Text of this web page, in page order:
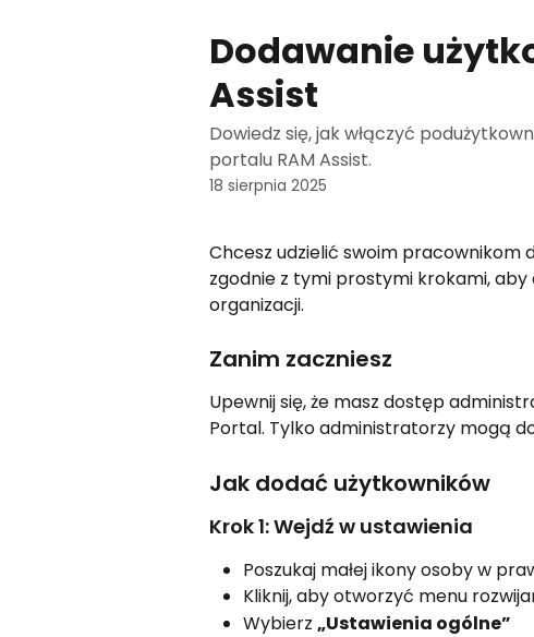
Dodawanie
Assist
Dowiedz się, jak włączyć
portalu RAM Assist.
18 sierpnia 2025
Chcesz udzielić swoim pracownikom
zgodnie z tymi prostymi krokami,
organizacji.
Zanim zaczniesz
Upewnij się, że masz dostęp
Portal. Tylko administratorzy mogą
Jak dodać użytkowników
Krok 1: Wejdź w ustawienia
Poszukaj małej ikony osoby w
Kliknij, aby otworzyć menu
Wybierz „Ustawienia ogólne”